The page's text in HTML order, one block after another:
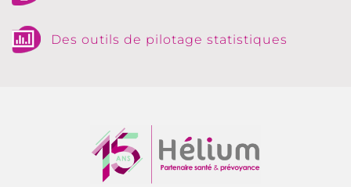
Des outils de pilotage statistiques